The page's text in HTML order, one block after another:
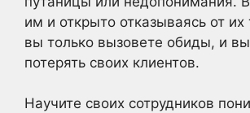
им и открыто отказываясь от их
вы только вызовете обиды, и
потерять своих клиентов.
Научите своих сотрудников